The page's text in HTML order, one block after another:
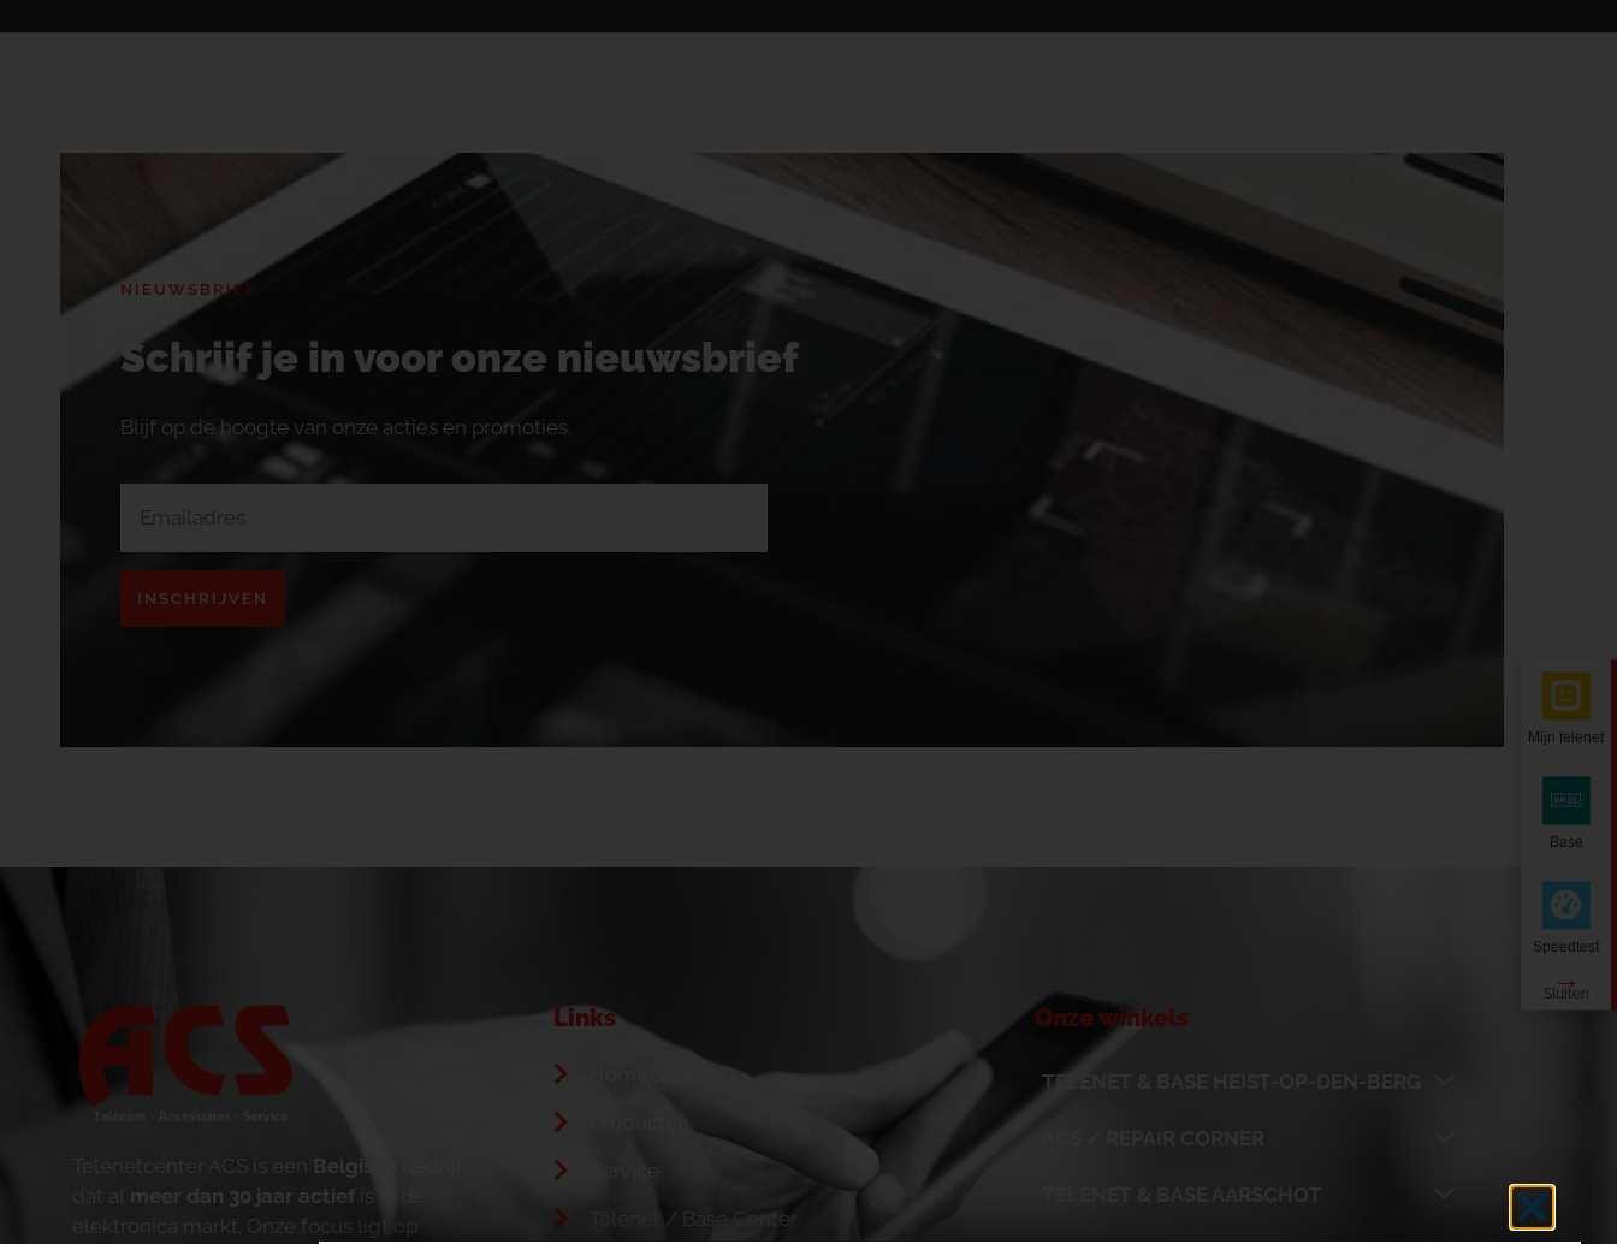
NIEUWSBRIEF
Schrijf je in voor onze nieuwsbrief
Blijf op de hoogte van onze acties en promoties.
INSCHRIJVEN
Telenetcenter ACS is een Belgisch
dat al meer dan 30 jaar actief is in de
elektronica markt. Onze focus ligt op
Links
Telenet / Base Center
Onze winkels
TELENET & BASE HEIST-OP-DEN-BERG
Mijn telenet
Base
Speedtest